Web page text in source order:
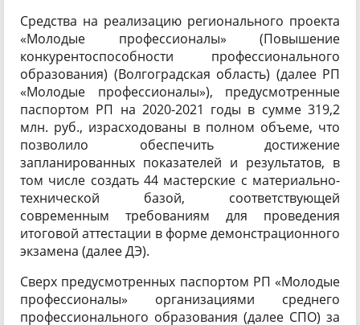
Средства на реализацию регионального проекта
«Молодые профессионалы» (Повышение
конкурентоспособности профессионального
образования) (Волгоградская область) (далее РП
«Молодые профессионалы»), предусмотренные
паспортом РП на 2020-2021 годы в сумме 319,2
млн. руб., израсходованы в полном объеме, что
позволило обеспечить достижение
запланированных показателей и результатов, в
том числе создать 44 мастерские с материально-
технической базой, соответствующей
современным требованиям для проведения
итоговой аттестации в форме демонстрационного
экзамена (далее ДЭ).
Сверх предусмотренных паспортом РП «Молодые
профессионалы» организациями среднего
профессионального образования (далее СПО) за